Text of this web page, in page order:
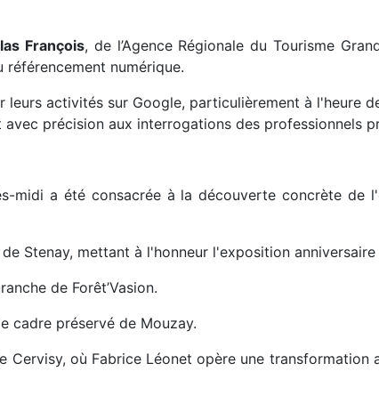
François, de l’Agence Régionale du Tourisme
numérique.
leurs activités sur Google, particulièrement à
précision aux interrogations des professionnels
midi a été consacrée à la découverte concrète de
Stenay, mettant à l'honneur l'exposition
de Forêt’Vasion.
cadre préservé de Mouzay.
Cervisy, où Fabrice Léonet opère une transformation